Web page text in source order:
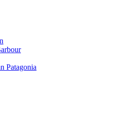
Patagonia